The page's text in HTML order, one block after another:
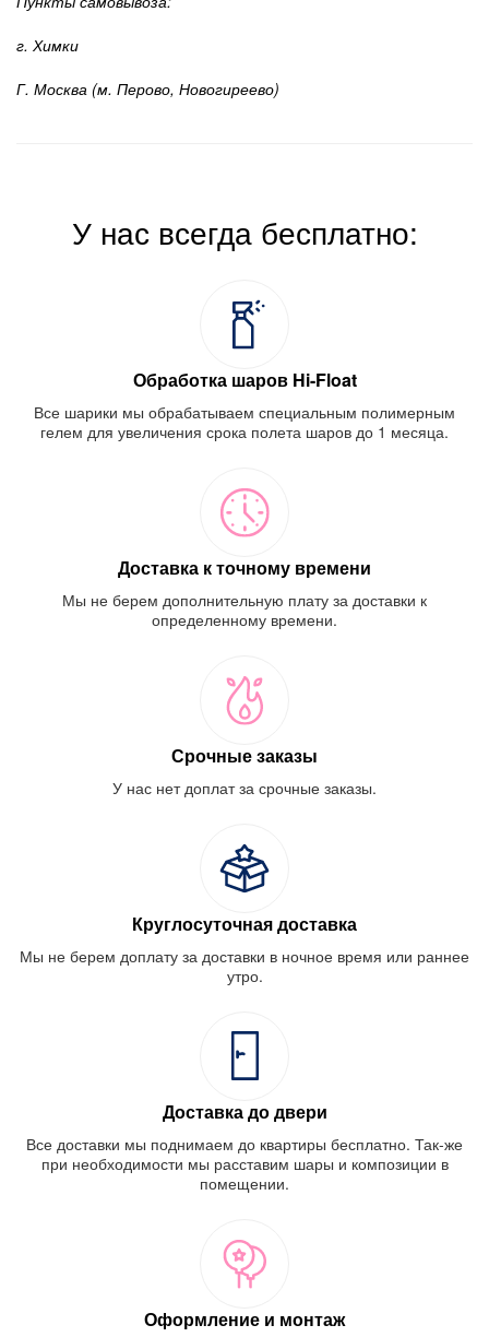
г. Химки
Г. Москва (м. Перово, Новогиреево)
У нас всегда бесплатно:
Обработка шаров Hi-Float
Все шарики мы обрабатываем специальным полимерным
гелем для увеличения срока полета шаров до 1 месяца.
Доставка к точному времени
Мы не берем дополнительную плату за доставки к
определенному времени.
Срочные заказы
У нас нет доплат за срочные заказы.
Круглосуточная доставка
Мы не берем доплату за доставки в ночное время или раннее
утро.
Доставка до двери
Все доставки мы поднимаем до квартиры бесплатно. Так-же
при необходимости мы расставим шары и композиции в
помещении.
Оформление и монтаж